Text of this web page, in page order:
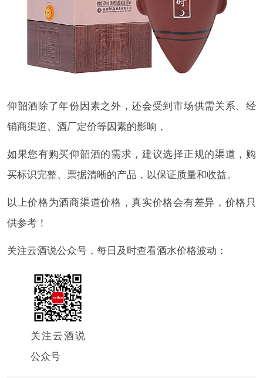
仰韶酒除了年份因素之外，还会受到市场供需关系、经
销商渠道、酒厂定价等因素的影响，
如果您有购买仰韶酒的需求，建议选择正规的渠道，购
买标识完整、票据清晰的产品，以保证质量和收益。
以上价格为酒商渠道价格，真实价格会有差异，价格只
供参考！
关注云酒说公众号，每日及时查看酒水价格波动：
关注云酒说
公众号